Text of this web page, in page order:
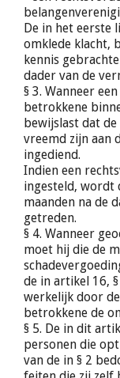
De in het eerste
omklede klacht,
kennis
dader van de
§ 3. Wanneer
betrokkene
bewijslast dat
vreemd zijn aan
ingediend.
Indien een
ingesteld, wordt
maanden na de
getreden.
§ 4. Wanneer
moet hij die de
de in artikel 16,
werkelijk door
betrokkene de
§ 5. De in dit
personen die
van de in § 2